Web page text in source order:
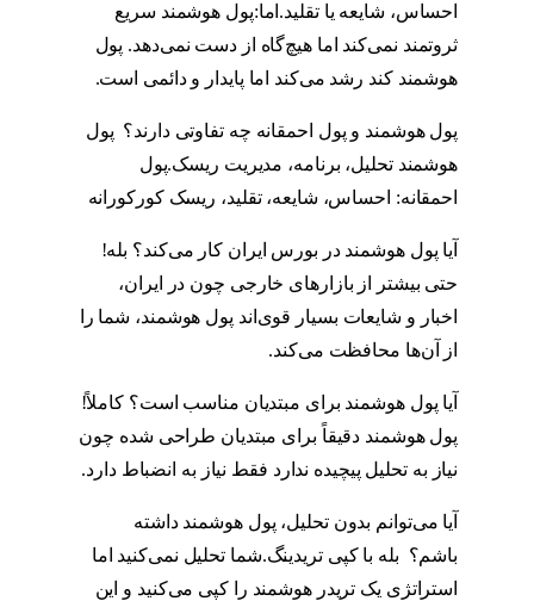
احساس، شایعه یا تقلید.اما:پول هوشمند سریع
ثروتمند نمی‌کند اما هیچ‌گاه از دست نمی‌دهد. پول
هوشمند کند رشد می‌کند اما پایدار و دائمی است.
پول هوشمند و پول احمقانه چه تفاوتی دارند؟ پول
هوشمند تحلیل، برنامه، مدیریت ریسک.پول
احمقانه: احساس، شایعه، تقلید، ریسک کورکورانه
آیا پول هوشمند در بورس ایران کار می‌کند؟ بله!
حتی بیشتر از بازارهای خارجی چون در ایران،
اخبار و شایعات بسیار قوی‌اند پول هوشمند، شما را
از آن‌ها محافظت می‌کند.
آیا پول هوشمند برای مبتدیان مناسب است؟ کاملاً!
پول هوشمند دقیقاً برای مبتدیان طراحی شده چون
نیاز به تحلیل پیچیده ندارد فقط نیاز به انضباط دارد.
آیا می‌توانم بدون تحلیل، پول هوشمند داشته
باشم؟ بله با کپی تریدینگ.شما تحلیل نمی‌کنید اما
استراتژی یک تریدر هوشمند را کپی می‌کنید و این